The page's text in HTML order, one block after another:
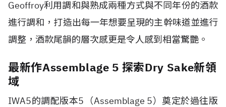
Geoffroy利用調和與熟成兩種方式與不同年份的酒款
進行調和，打造出每一年想要呈現的主幹味道並進行
調整，酒款尾韻的層次感更是令人感到相當驚艷。
最新作Assemblage 5 探索Dry Sake新領
域
IWA5的調配版本5（Assemblage 5）奠定於過往版